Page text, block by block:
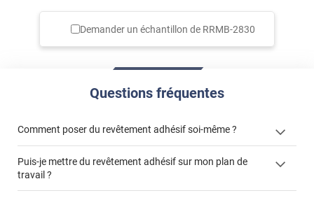
Demander un échantillon de RRMB-2830
Questions fréquentes
Comment poser du revêtement adhésif soi-même ?
« Comment poser un revêtement adhésif ? »
Puis-je mettre du revêtement adhésif sur mon plan de
travail ?